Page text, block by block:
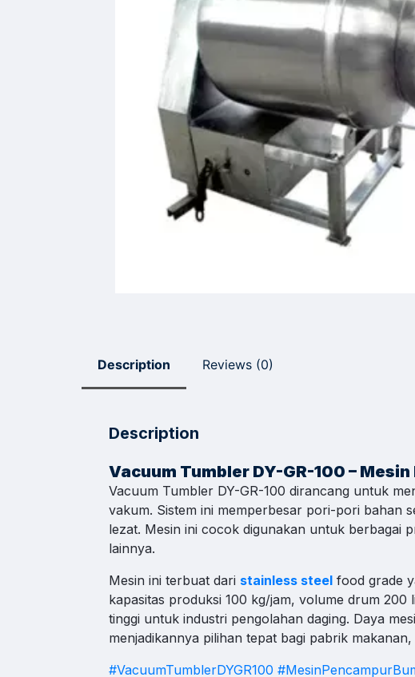
Description Reviews (0)
Description
Vacuum Tumbler DY-GR-100 –
Vacuum Tumbler DY-GR-100 dirancang untuk
vakum. Sistem ini memperbesar pori-pori bahan
lezat. Mesin ini cocok digunakan untuk berbagai
lainnya.
Mesin ini terbuat dari stainless steel food grade
kapasitas produksi 100 kg/jam, volume drum
tinggi untuk industri pengolahan daging. Daya
menjadikannya pilihan tepat bagi pabrik
#VacuumTumblerDYGR100
Sales & Support
Pilih Kontak
Respon cepat
Jam Operasional
Admin
Jam Operasional
Bantuan
Klik kontak untuk